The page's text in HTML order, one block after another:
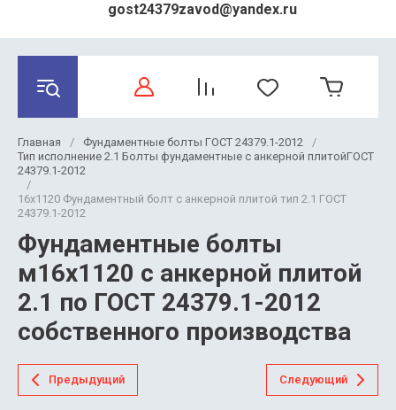
gost24379zavod@yandex.ru
Главная / Фундаментные болты ГОСТ 24379.1-2012
/
Тип исполнение 2.1 Болты фундаментные с анкерной плитойГОСТ
24379.1-2012
/
16х1120 Фундаментный болт с анкерной плитой тип 2.1 ГОСТ
24379.1-2012
Фундаментные болты
м16х1120 с анкерной плитой
2.1 по ГОСТ 24379.1-2012
собственного производства
Предыдущий Следующий